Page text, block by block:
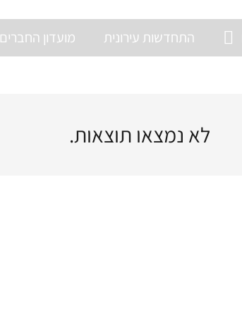
התחדשות עירונית מועדון החברים
לא נמצאו תוצאות.